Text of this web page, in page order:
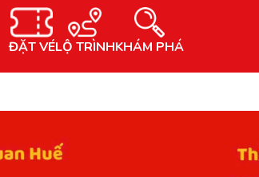
ĐẶT VÉLỘ TRÌNHKHÁM PHÁ